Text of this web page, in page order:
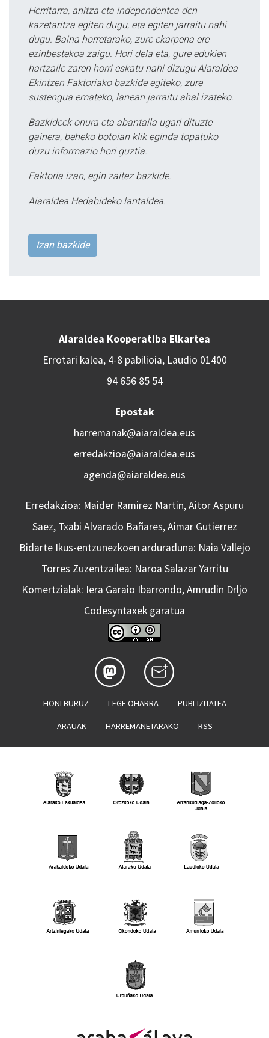
Herritarra, anitza eta independentea den
kazetaritza egiten dugu, eta egiten jarraitu nahi
dugu. Baina horretarako, zure ekarpena ere
ezinbestekoa zaigu. Hori dela eta, gure edukien
hartzaile zaren horri eskatu nahi dizugu Aiaraldea
Ekintzen Faktoriako bazkide egiteko, zure
sustengua emateko, lanean jarraitu ahal izateko.
Bazkideek onura eta abantaila ugari dituzte
gainera, beheko botoian klik eginda topatuko
duzu informazio hori guztia.
Faktoria izan, egin zaitez bazkide.
Aiaraldea Hedabideko lantaldea.
Izan bazkide
Aiaraldea Kooperatiba Elkartea
Errotari kalea, 4-8 pabilioia, Laudio 01400
94 656 85 54
Epostak
harremanak@aiaraldea.eus
erredakzioa@aiaraldea.eus
agenda@aiaraldea.eus
Erredakzioa: Maider Ramirez Martin, Aitor Aspuru
Saez, Txabi Alvarado Bañares, Aimar Gutierrez
Bidarte Ikus-entzunezkoen arduraduna: Naia Vallejo
Torres Zuzentzailea: Naroa Salazar Yarritu
Komertzialak: Iera Garaio Ibarrondo, Amrudin Drljo
Codesyntaxek garatua
HONI BURUZ LEGE OHARRA PUBLIZITATEA
ARAUAK HARREMANETARAKO RSS